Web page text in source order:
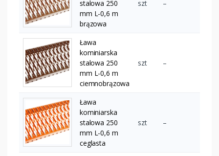
stalowa 250
mm L-0,6 m
brązowa
szt –
Ława
kominiarska
stalowa 250
mm L-0,6 m
ciemnobrązowa
szt –
Ława
kominiarska
stalowa 250
mm L-0,6 m
ceglasta
szt –